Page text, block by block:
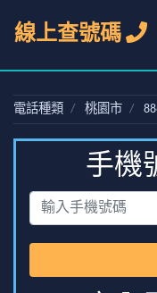
線上查號碼
電話種類 桃園市
手機